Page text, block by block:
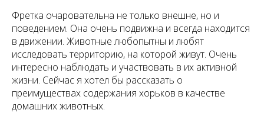
Фретка очаровательна не только внешне, но и
поведением. Она очень подвижна и всегда находится
в движении. Животные любопытны и любят
исследовать территорию, на которой живут. Очень
интересно наблюдать и участвовать в их активной
жизни. Сейчас я хотел бы рассказать о
преимуществах содержания хорьков в качестве
домашних животных.